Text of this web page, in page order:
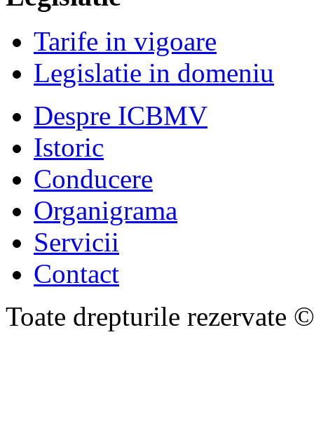
Tarife in vigoare
Legislatie in domeniu
Despre ICBMV
Istoric
Conducere
Organigrama
Servicii
Contact
Toate drepturile rezervate